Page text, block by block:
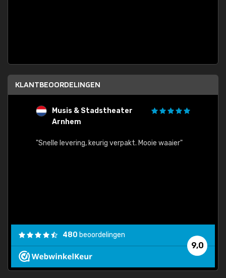
KLANTBEOORDELINGEN
Musis & Stadstheater
Arnhem
"Snelle levering, keurig verpakt. Mooie waaier"
9,0
480 beoordelingen